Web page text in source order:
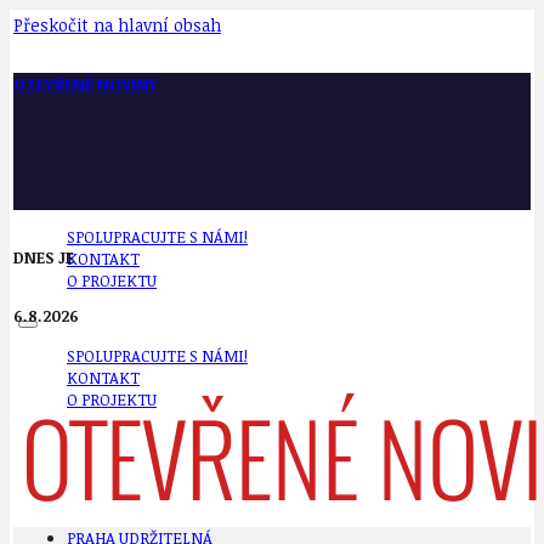
Přeskočit na hlavní obsah
OTEVŘENÉ NOVINY
SPOLUPRACUJTE S NÁMI!
KONTAKT
O PROJEKTU
SPOLUPRACUJTE S NÁMI!
KONTAKT
O PROJEKTU
DNES JE
6.8.2026
PRAHA UDRŽITELNÁ